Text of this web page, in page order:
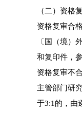
（二）资格
资格复审合
〔国（境）
和复印件，
资格复审不
主管部门研
于3:1的，由